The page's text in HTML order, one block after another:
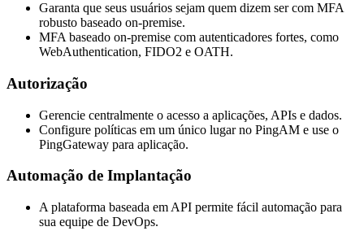
Garanta que seus usuários sejam quem dizem ser com MFA
robusto baseado on-premise.
MFA baseado on-premise com autenticadores fortes, como
WebAuthentication, FIDO2 e OATH.
Autorização
Gerencie centralmente o acesso a aplicações, APIs e dados.
Configure políticas em um único lugar no PingAM e use o
PingGateway para aplicação.
Automação de Implantação
A plataforma baseada em API permite fácil automação para
sua equipe de DevOps.